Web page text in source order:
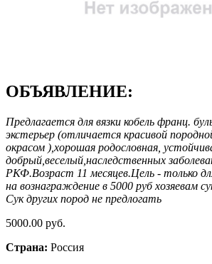
ОБЪЯВЛЕНИЕ:
Предлагается для вязки кобель франц.
экстерьер (отличается красивой
окрасом ),хорошая родословная,
добрый,веселый,наследственных
РКФ.Возраст 11 месяцев.Цель - только
на вознаграждение в 5000 руб хозяевам
Сук других пород не предлогать
5000.00 руб.
Страна: Россия